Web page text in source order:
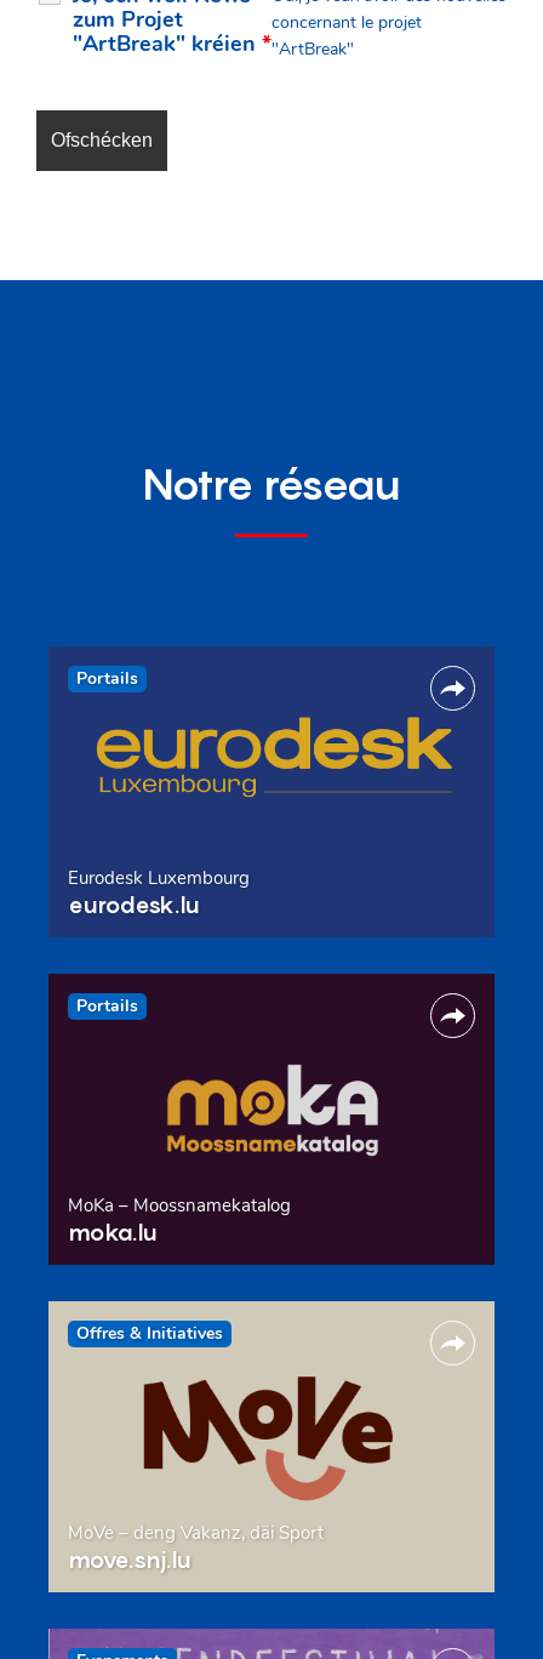
zum Projet
"ArtBreak" kréien *
concernant le projet
"ArtBreak"
Notre réseau
Portails
Eurodesk Luxembourg
eurodesk.lu
Portails
MoKa – Moossnamekatalog
moka.lu
Offres & Initiatives
MoVe – deng Vakanz, däi Sport
move.snj.lu